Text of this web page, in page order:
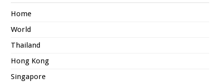
Home
World
Thailand
Hong Kong
Singapore